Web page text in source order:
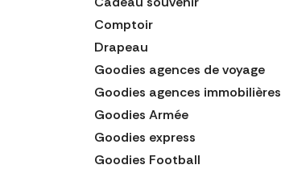
Comptoir
Drapeau
Goodies agences de voyage
Goodies agences immobilières
Goodies Armée
Goodies express
Goodies Football